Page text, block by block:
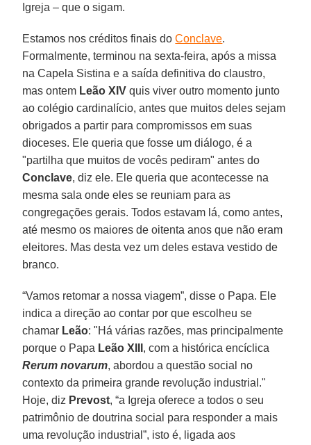
Igreja – que o sigam.
Estamos nos créditos finais doConclave.
Formalmente, terminou na sexta-feira, após a missa
na Capela Sistina e a saída definitiva do claustro,
mas ontem Leão XIV quis viver outro momento junto
ao colégio cardinalício, antes que muitos deles sejam
obrigados a partir para compromissos em suas
dioceses. Ele queria que fosse um diálogo, é a
"partilha que muitos de vocês pediram" antes do
Conclave, diz ele. Ele queria que acontecesse na
mesma sala onde eles se reuniam para as
congregações gerais. Todos estavam lá, como antes,
até mesmo os maiores de oitenta anos que não eram
eleitores. Mas desta vez um deles estava vestido de
branco.
“Vamos retomar a nossa viagem”, disse o Papa. Ele
indica a direção ao contar por que escolheu se
chamar Leão: "Há várias razões, mas principalmente
porque o Papa Leão XIII , com a histórica encíclica
Rerum novarum, abordou a questão social no
contexto da primeira grande revolução industrial."
Hoje, diz Prevost, “a Igreja oferece a todos o seu
patrimônio de doutrina social para responder a mais
uma revolução industrial”, isto é, ligada aos